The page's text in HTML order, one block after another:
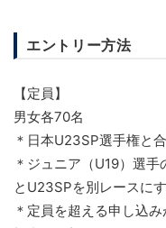
エントリー方法
【定員】
男女各70名
＊日本U23SP選手権と
＊ジュニア（U19）選
とU23SPを別レースに
＊定員を超える申し込